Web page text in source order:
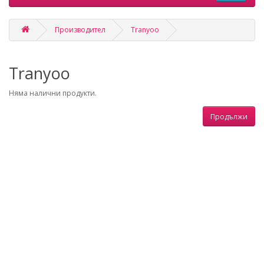
Производител Tranyoo
Tranyoo
Няма налични продукти.
Продължи